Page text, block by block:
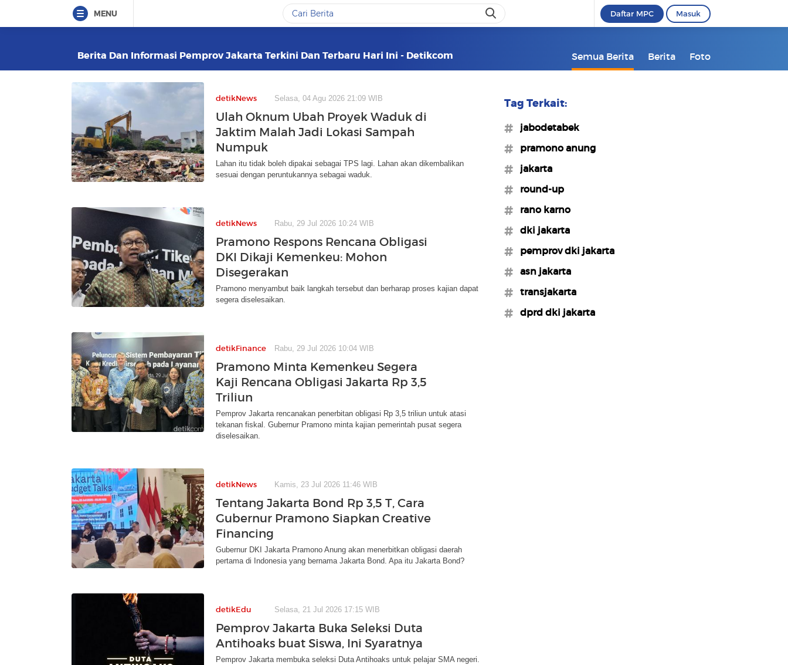
MENU Daftar MPC Masuk
Berita Dan Informasi Pemprov Jakarta Terkini Dan Terbaru Hari Ini - Detikcom Semua Berita Berita Foto
detikNews Selasa, 04 Agu 2026 21:09 WIB
Ulah Oknum Ubah Proyek Waduk di
Jaktim Malah Jadi Lokasi Sampah
Numpuk
Lahan itu tidak boleh dipakai sebagai TPS lagi. Lahan akan dikembalikan
sesuai dengan peruntukannya sebagai waduk.
detikNews Rabu, 29 Jul 2026 10:24 WIB
Pramono Respons Rencana Obligasi
DKI Dikaji Kemenkeu: Mohon
Disegerakan
Pramono menyambut baik langkah tersebut dan berharap proses kajian dapat
segera diselesaikan.
detikFinance Rabu, 29 Jul 2026 10:04 WIB
Pramono Minta Kemenkeu Segera
Kaji Rencana Obligasi Jakarta Rp 3,5
Triliun
Pemprov Jakarta rencanakan penerbitan obligasi Rp 3,5 triliun untuk atasi
tekanan fiskal. Gubernur Pramono minta kajian pemerintah pusat segera
diselesaikan.
detikNews Kamis, 23 Jul 2026 11:46 WIB
Tentang Jakarta Bond Rp 3,5 T, Cara
Gubernur Pramono Siapkan Creative
Financing
Gubernur DKI Jakarta Pramono Anung akan menerbitkan obligasi daerah
pertama di Indonesia yang bernama Jakarta Bond. Apa itu Jakarta Bond?
detikEdu Selasa, 21 Jul 2026 17:15 WIB
Pemprov Jakarta Buka Seleksi Duta
Antihoaks buat Siswa, Ini Syaratnya
Pemprov Jakarta membuka seleksi Duta Antihoaks untuk pelajar SMA negeri.
Tag Terkait:
#jabodetabek
#pramono anung
#jakarta
#round-up
#rano karno
#dki jakarta
#pemprov dki jakarta
#asn jakarta
#transjakarta
#dprd dki jakarta